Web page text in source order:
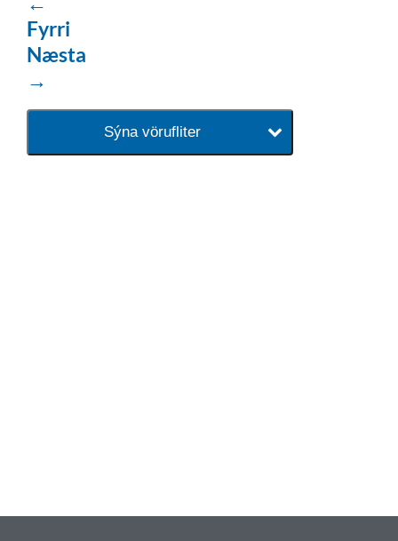
Fyrri
Næsta
→
Sýna vörufliter